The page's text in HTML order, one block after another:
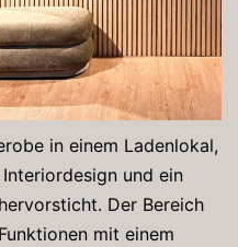
in einem Ladenlokal,
und ein
Der Bereich
mit einem